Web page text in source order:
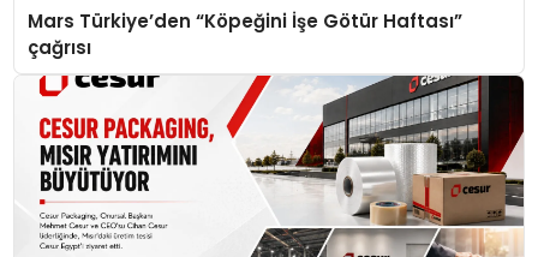
Mars Türkiye’den “Köpeğini İşe Götür Haftası”
çağrısı